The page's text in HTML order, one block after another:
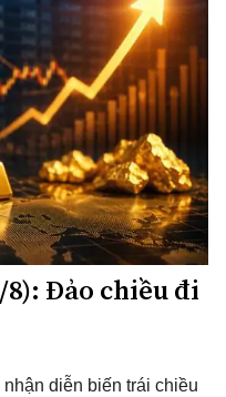
Đảo chiều đi
diễn biến trái chiều